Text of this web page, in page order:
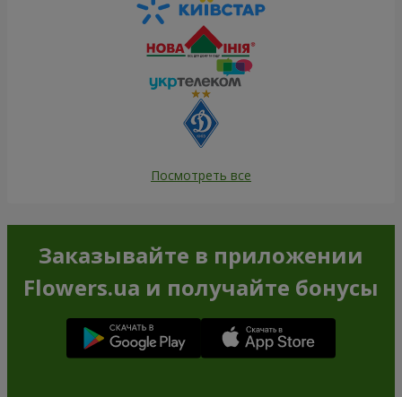
Посмотреть все
Заказывайте в приложении
Flowers.ua и получайте бонусы